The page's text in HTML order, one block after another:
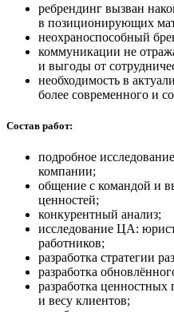
ребрендинг вызван
в позиционирующих
неохраноспособный
коммуникации не
и выгоды от
необходимость в
более современного и
Состав работ:
подробное
компании;
общение с командой и
ценностей;
конкурентный анализ;
исследование ЦА:
работников;
разработка стратегии
разработка
разработка
и весу клиентов;